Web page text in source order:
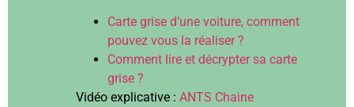
Carte grise d’une voiture, comment
pouvez vous la réaliser ?
Comment lire et décrypter sa carte
grise ?
Vidéo explicative : ANTS Chaine